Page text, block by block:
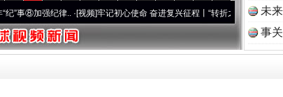
纪律..·[视频]牢记初心使命 奋进复兴征程丨“转折之城”激荡..·[视频]牢记初
未
事